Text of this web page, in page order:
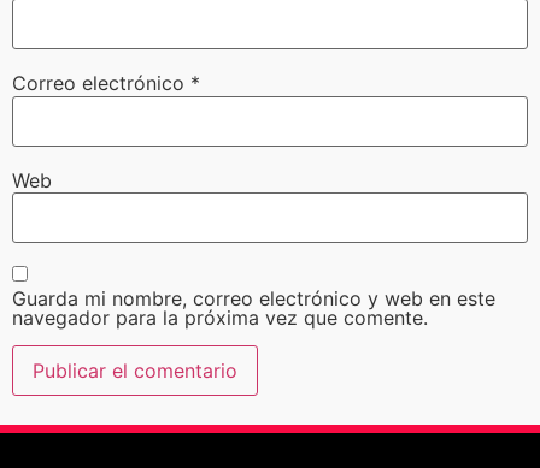
Correo electrónico *
Web
Guarda mi nombre, correo electrónico y web en este
navegador para la próxima vez que comente.